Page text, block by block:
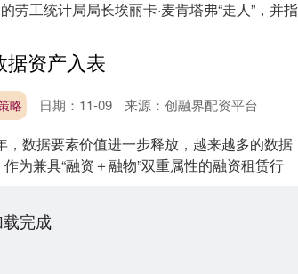
劳工统计局局长埃丽卡·麦肯塔弗“走人”，并指
据资产入表
略 日期：11-09 来源：创融界配资平台
数据要素价值进一步释放，越来越多的数据
为兼具“融资＋融物”双重属性的融资租赁行
完成